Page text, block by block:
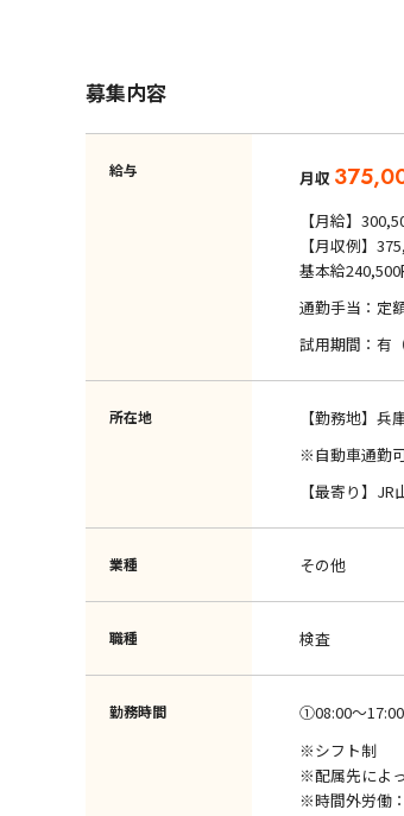
募集内容
給与 月収
【月給】
【月収例】
基本給
通勤手当：定
試用期間：有
所在地
【勤務地】兵
※自動車通勤
【最寄り】
業種 その他
職種 検査
勤務時間
①08:00～
※シフト制
※配属先によ
※時間外労働